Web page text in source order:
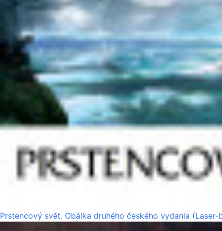
Prstencový svět. Obálka druhého českého vydania (Laser-